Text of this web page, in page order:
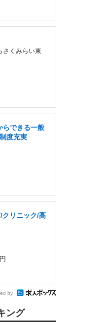
さくみらい東
らできる一般
度充実
クリニック/高
by
ング